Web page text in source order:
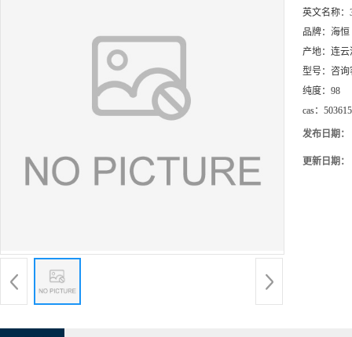
英文名称：
品牌： 海恒
产地： 连云
型号： 咨询
纯度： 98
cas：
发布日期：
更新日期：